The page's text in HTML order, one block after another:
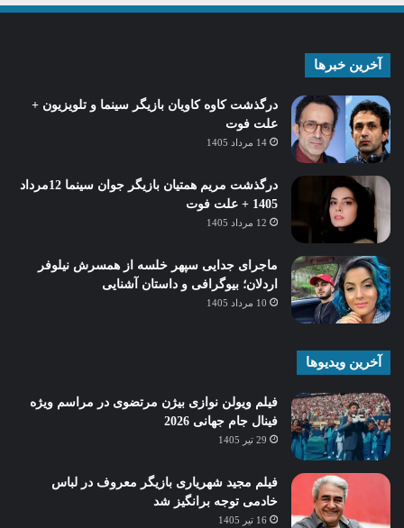
آخرین خبرها
درگذشت کاوه کاویان بازیگر سینما و تلویزیون +
علت فوت
14 مرداد 1405
درگذشت مریم همتیان بازیگر جوان سینما 12مرداد
1405 + علت فوت
12 مرداد 1405
ماجرای جدایی سپهر خلسه از همسرش نیلوفر
اردلان؛ بیوگرافی و داستان آشنایی
10 مرداد 1405
آخرین ویدیوها
فیلم ویولن نوازی بیژن مرتضوی در مراسم ویژه
فینال جام جهانی 2026
29 تیر 1405
فیلم مجید شهریاری بازیگر معروف در لباس
خادمی توجه برانگیز شد
16 تیر 1405